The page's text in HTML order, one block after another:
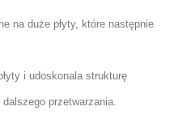
na duże płyty, które następnie
i udoskonala strukturę
przetwarzania.